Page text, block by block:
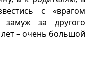
с «врагом
за другого
– очень большой